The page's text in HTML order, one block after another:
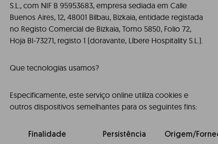
S.L., com NIF B 95953683, empresa sediada em Calle
Buenos Aires, 12, 48001 Bilbau, Bizkaia, entidade registada
no Registo Comercial de Bizkaia, Tomo 5850, Folio 72,
Hoja BI-73271, registo 1 (doravante, Líbere Hospitality S.L.).
Que tecnologias usamos?
Especificamente, este serviço online utiliza cookies e
outros dispositivos semelhantes para os seguintes fins:
Finalidade Persistência Origem/